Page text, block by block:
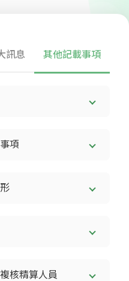
訊息 其他記載事項
項
核精算人員